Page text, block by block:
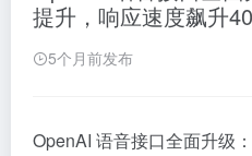
提升，响应速度飙升
5个月前发布
OpenAI 语音接口全面升级